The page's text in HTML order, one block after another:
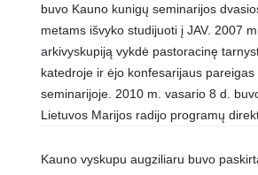
buvo Kauno kunigų seminarijos
metams išvyko studijuoti į JAV. 2007
arkivyskupiją vykdė pastoracinę
katedroje ir ėjo konfesarijaus pareigas
seminarijoje. 2010 m. vasario 8 d.
Lietuvos Marijos radijo programų
Kauno vyskupu augziliaru buvo